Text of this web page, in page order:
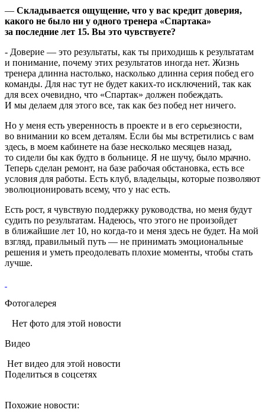
— Складывается ощущение, что у вас кредит доверия,
какого не было ни у одного тренера «Спартака»
за последние лет 15. Вы это чувствуете?
- Доверие — это результаты, как ты приходишь к результатам
и понимание, почему этих результатов иногда нет. Жизнь
тренера длинна настолько, насколько длинна серия побед его
команды. Для нас тут не будет каких-то исключений, так как
для всех очевидно, что «Спартак» должен побеждать.
И мы делаем для этого все, так как без побед нет ничего.
Но у меня есть уверенность в проекте и в его серьезности,
во внимании ко всем деталям. Если бы мы встретились с вам
здесь, в моем кабинете на базе несколько месяцев назад,
то сидели бы как будто в больнице. Я не шучу, было мрачно.
Теперь сделан ремонт, на базе рабочая обстановка, есть все
условия для работы. Есть клуб, владельцы, которые позволяют
эволюционировать всему, что у нас есть.
Есть рост, я чувствую поддержку руководства, но меня будут
судить по результатам. Надеюсь, что этого не произойдет
в ближайшие лет 10, но когда-то и меня здесь не будет. На мой
взгляд, правильный путь — не принимать эмоциональные
решения и уметь преодолевать плохие моменты, чтобы стать
лучше.
Фотогалерея
Нет фото для этой новости
Видео
Нет видео для этой новости
Поделиться в соцсетях
Похожие новости: